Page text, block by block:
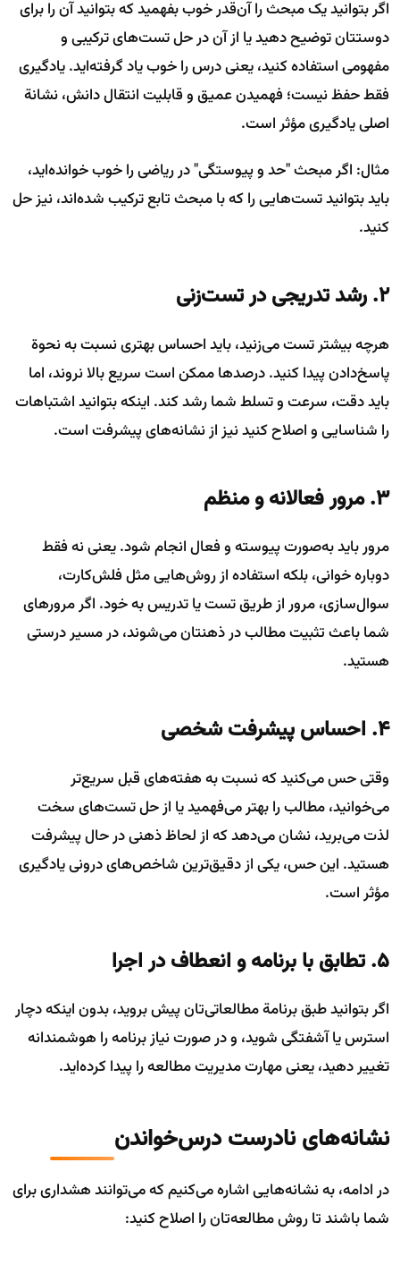
اگر بتوانید یک مبحث را آن‌قدر خوب بفهمید که بتوانید آن را برای
دوستتان توضیح دهید یا از آن در حل تست‌های ترکیبی و
مفهومی استفاده کنید، یعنی درس را خوب یاد گرفته‌اید. یادگیری
فقط حفظ نیست؛ فهمیدن عمیق و قابلیت انتقال دانش، نشانة
اصلی یادگیری مؤثر است.
مثال: اگر مبحث "حد و پیوستگی" در ریاضی را خوب خوانده‌اید،
باید بتوانید تست‌هایی را که با مبحث تابع ترکیب شده‌اند، نیز حل
کنید.
۲. رشد تدریجی در تست‌زنی
هرچه بیشتر تست می‌زنید، باید احساس بهتری نسبت به نحوة
پاسخ‌دادن پیدا کنید. درصدها ممکن است سریع بالا نروند، اما
باید دقت، سرعت و تسلط شما رشد کند. اینکه بتوانید اشتباهات
را شناسایی و اصلاح کنید نیز از نشانه‌های پیشرفت است.
۳. مرور فعالانه و منظم
مرور باید به‌صورت پیوسته و فعال انجام شود. یعنی نه فقط
دوباره خوانی، بلکه استفاده از روش‌هایی مثل فلش‌کارت،
سوال‌سازی، مرور از طریق تست یا تدریس به خود. اگر مرورهای
شما باعث تثبیت مطالب در ذهنتان می‌شوند، در مسیر درستی
هستید.
۴. احساس پیشرفت شخصی
وقتی حس می‌کنید که نسبت به هفته‌های قبل سریع‌تر
می‌خوانید، مطالب را بهتر می‌فهمید یا از حل تست‌های سخت
لذت می‌برید، نشان می‌دهد که از لحاظ ذهنی در حال پیشرفت
هستید. این حس، یکی از دقیق‌ترین شاخص‌های درونی یادگیری
مؤثر است.
۵. تطابق با برنامه و انعطاف در اجرا
اگر بتوانید طبق برنامة مطالعاتی‌تان پیش بروید، بدون اینکه دچار
استرس یا آشفتگی شوید، و در صورت نیاز برنامه را هوشمندانه
تغییر دهید، یعنی مهارت مدیریت مطالعه را پیدا کرده‌اید.
نشانه‌های نادرست درس‌خواندن
در ادامه، به نشانه‌هایی اشاره می‌کنیم که می‌توانند هشداری برای
شما باشند تا روش مطالعه‌تان را اصلاح کنید: